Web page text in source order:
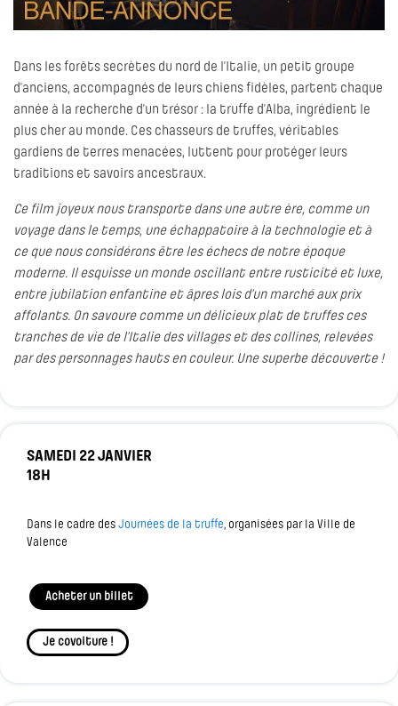
Dans les forêts secrètes du nord de l’Italie, un petit groupe
d’anciens, accompagnés de leurs chiens fidèles, partent chaque
année à la recherche d’un trésor : la truffe d’Alba, ingrédient le
plus cher au monde. Ces chasseurs de truffes, véritables
gardiens de terres menacées, luttent pour protéger leurs
traditions et savoirs ancestraux.
Ce film joyeux nous transporte dans une autre ère, comme un
voyage dans le temps, une échappatoire à la technologie et à
ce que nous considérons être les échecs de notre époque
moderne. Il esquisse un monde oscillant entre rusticité et luxe,
entre jubilation enfantine et âpres lois d’un marché aux prix
affolants. On savoure comme un délicieux plat de truffes ces
tranches de vie de l’Italie des villages et des collines, relevées
par des personnages hauts en couleur. Une superbe découverte !
SAMEDI 22 JANVIER
18H
Dans le cadre des Journées de la truffe, organisées par la Ville de
Valence
Acheter un billet
Je covoiture !